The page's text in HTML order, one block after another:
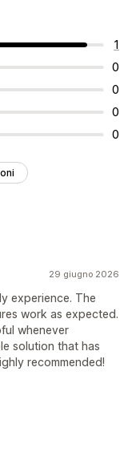
1
0
0
0
0
29 giugno 2026
experience. The
work as expected.
whenever
solution that has
recommended!